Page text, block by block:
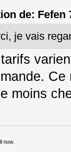
de: Fefen
je vais
moins
now.